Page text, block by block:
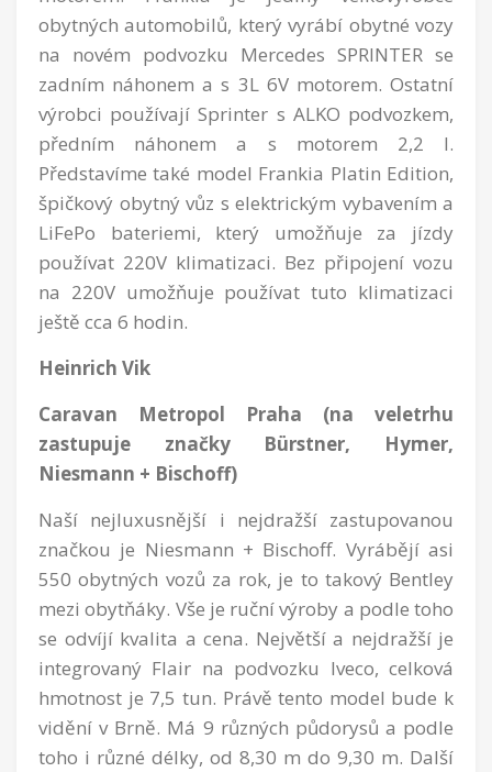
obytných automobilů, který vyrábí obytné vozy
na novém podvozku Mercedes SPRINTER se
zadním náhonem a s 3L 6V motorem. Ostatní
výrobci používají Sprinter s ALKO podvozkem,
předním náhonem a s motorem 2,2 l.
Představíme také model Frankia Platin Edition,
špičkový obytný vůz s elektrickým vybavením a
LiFePo bateriemi, který umožňuje za jízdy
používat 220V klimatizaci. Bez připojení vozu
na 220V umožňuje používat tuto klimatizaci
ještě cca 6 hodin.
Heinrich Vik
Caravan Metropol Praha (na veletrhu
zastupuje značky Bürstner, Hymer,
Niesmann + Bischoff)
Naší nejluxusnější i nejdražší zastupovanou
značkou je Niesmann + Bischoff. Vyrábějí asi
550 obytných vozů za rok, je to takový Bentley
mezi obytňáky. Vše je ruční výroby a podle toho
se odvíjí kvalita a cena. Největší a nejdražší je
integrovaný Flair na podvozku Iveco, celková
hmotnost je 7,5 tun. Právě tento model bude k
vidění v Brně. Má 9 různých půdorysů a podle
toho i různé délky, od 8,30 m do 9,30 m. Další